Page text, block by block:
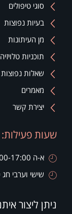
ניתן ליצור
סוגי טיפולים
בעיות נפוצות
מן העיתונות
תוכניות
שאלות נפוצות
מאמרים
יצירת קשר
שעות פעילות:
א-ה 8:00-17:00
שישי וערבי חג 8:00-11:00